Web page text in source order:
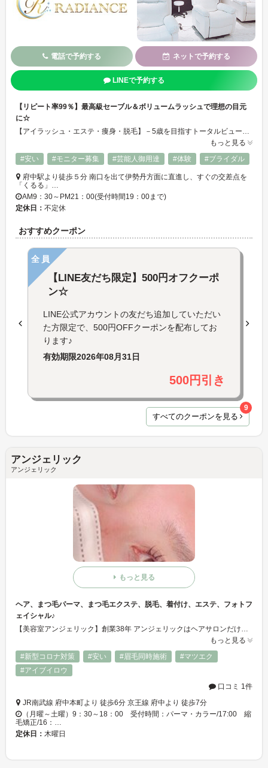
電話で予約する ネットで予約する
LINEで予約する
【リピート率99％】最高級セーブル＆ボリュームラッシュで理想の目元
に☆
【アイラッシュ・エステ・痩身・脱毛】－5歳を目指すトータルビューティサロン！最高級セーブル毛や、ボリュームラッシュなど豊富な種類のマツエクが大人気☆ＯＰＥＮ記念で今ならカラーエクステつけ放題もお得にご用意！ナチュラルな目元から個性を際立たせる目元まで、お客様の理想を実現いたします。府中駅近くです♪
もっと見る
#安い
#モニター募集 #芸能人御用達 #体験 #ブライダル
府中駅より徒歩５分 南口を出て伊勢丹方面に直進し、すぐの交差点を
「くるる」…
AM9：30～PM21：00(受付時間19：00まで)
定休日： 不定休
おすすめクーポン
全員
【LINE友だち限定】500円オフクーポ
ン☆
LINE公式アカウントの友だち追加していただい
た方限定で、500円OFFクーポンを配布してお
ります♪
有効期限2026年08月31日
500円引き
すべてのクーポンを見る
9
アンジェリック
アンジェリック
もっと見る
ヘア、まつ毛パーマ、まつ毛エクステ、脱毛、着付け、エステ、フォトフ
ェイシャル♪
【美容室アンジェリック】創業38年 アンジェリックはヘアサロンだけじゃない♪ たくさんの技術を1つのお店でできちゃうトータルビューティーサロンです。 大国魂神社から3分。七五三シーズンでは、着崩れない丁寧な着付けと、日本髪ができる高い技術でリピートや口コミで大人気！ まつ毛パーマと言ったらアンジェリック！と、いろんな所で情報が飛び交うほど人気です♫ ぜひお試しください☆
もっと見る
#新型コロナ対策
#安い #眉毛同時施術
#マツエク
#アイブイロウ
口コミ 1件
JR南武線 府中本町より 徒歩6分 京王線 府中より 徒歩7分
（月曜～土曜）9：30～18：00 受付時間：パーマ・カラー/17:00 縮
毛矯正/16：…
定休日： 木曜日